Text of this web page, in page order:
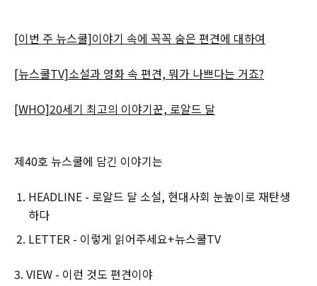
[이번 주 뉴스쿨]이야기 속에 꼭꼭 숨은 편견에 대하여
[뉴스쿨TV]소설과 영화 속 편견, 뭐가 나쁘다는 거죠?
[WHO]20세기 최고의 이야기꾼, 로알드 달
제40호 뉴스쿨에 담긴 이야기는
HEADLINE - 로알드 달 소설, 현대사회 눈높이로 재탄생
하다
LETTER - 이렇게 읽어주세요+뉴스쿨TV
3. VIEW - 이런 것도 편견이야